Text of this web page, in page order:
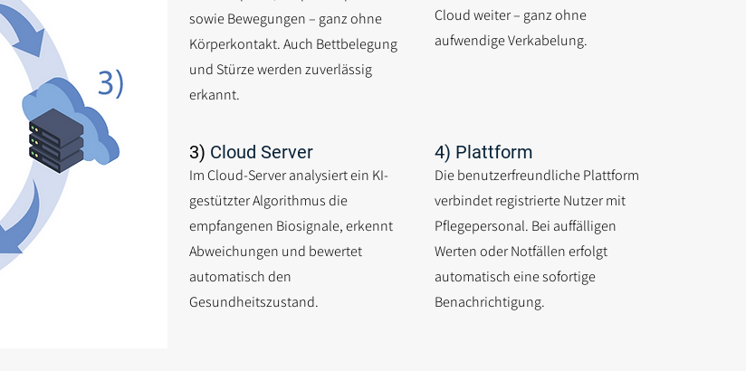
sowie Bewegungen – ganz ohne
Körperkontakt. Auch Bettbelegung
und Stürze werden zuverlässig
erkannt.
Cloud weiter – ganz ohne
aufwendige Verkabelung.
3) Cloud Server
Im Cloud-Server analysiert ein KI-
gestützter Algorithmus die
empfangenen Biosignale, erkennt
Abweichungen und bewertet
automatisch den
Gesundheitszustand.
4) Plattform
Die benutzerfreundliche Plattform
verbindet registrierte Nutzer mit
Pflegepersonal. Bei auffälligen
Werten oder Notfällen erfolgt
automatisch eine sofortige
Benachrichtigung.